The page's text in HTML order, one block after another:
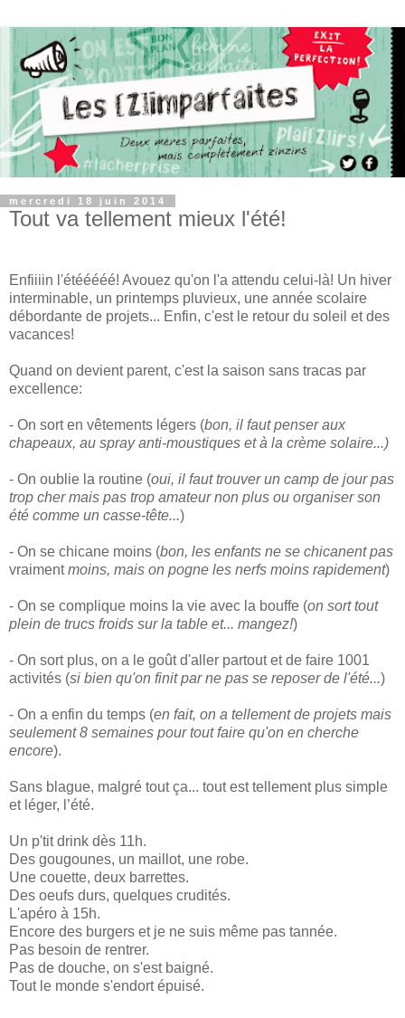
mercredi 18 juin 2014
Tout va tellement mieux l'été!
Enfiiiin l'étééééé! Avouez qu'on l'a attendu celui-là! Un hiver
interminable, un printemps pluvieux, une année scolaire
débordante de projets... Enfin, c'est le retour du soleil et des
vacances!
Quand on devient parent, c'est la saison sans tracas par
excellence:
- On sort en vêtements légers (bon, il faut penser aux
chapeaux, au spray anti-moustiques et à la crème solaire...)
- On oublie la routine (oui, il faut trouver un camp de jour pas
trop cher mais pas trop amateur non plus ou organiser son
été comme un casse-tête...)
- On se chicane moins (bon, les enfants ne se chicanent pas
vraimentmoins, mais on pogne les nerfs moins rapidement)
- On se complique moins la vie avec la bouffe (on sort tout
plein de trucs froids sur la table et... mangez!)
- On sort plus, on a le goût d'aller partout et de faire 1001
activités (si bien qu'on finit par ne pas se reposer de l'été...)
- On a enfin du temps (en fait, on a tellement de projets mais
seulement 8 semaines pour tout faire qu'on en cherche
encore).
Sans blague, malgré tout ça... tout est tellement plus simple
et léger, l’été.
Un p'tit drink dès 11h.
Des gougounes, un maillot, une robe.
Une couette, deux barrettes.
Des oeufs durs, quelques crudités.
L'apéro à 15h.
Encore des burgers et je ne suis même pas tannée.
Pas besoin de rentrer.
Pas de douche, on s'est baigné.
Tout le monde s'endort épuisé.